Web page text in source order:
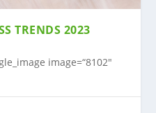
TRENDS 2023
image=“8102″